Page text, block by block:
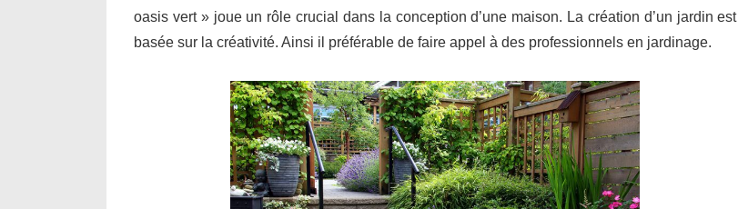
oasis vert » joue un rôle crucial dans la conception d’une maison. La création d’un jardin est
basée sur la créativité. Ainsi il préférable de faire appel à des professionnels en jardinage.